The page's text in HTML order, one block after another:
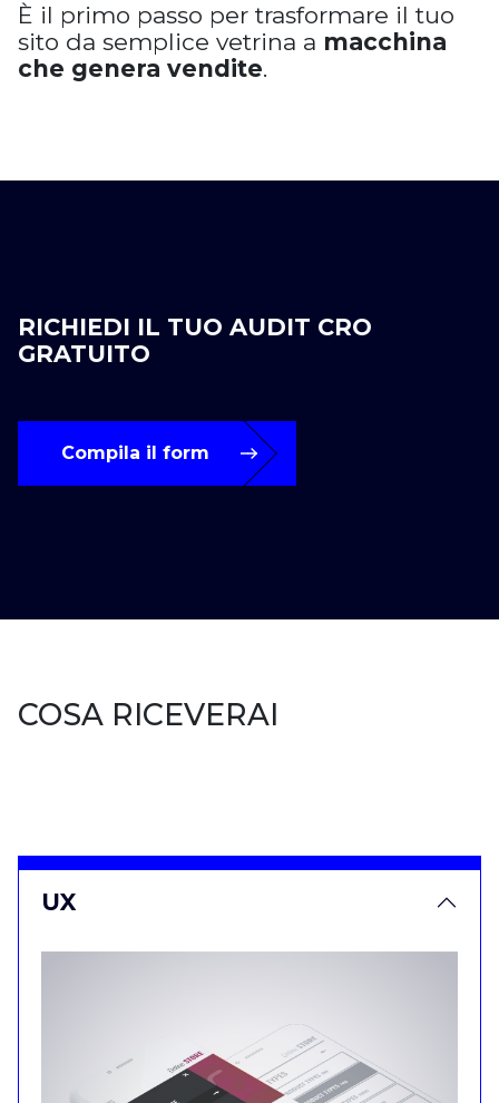
È il primo passo per trasformare il tuo
sito da semplice vetrina a macchina
che genera vendite.
RICHIEDI IL TUO AUDIT CRO
GRATUITO
Compila il form
COSA RICEVERAI
UX